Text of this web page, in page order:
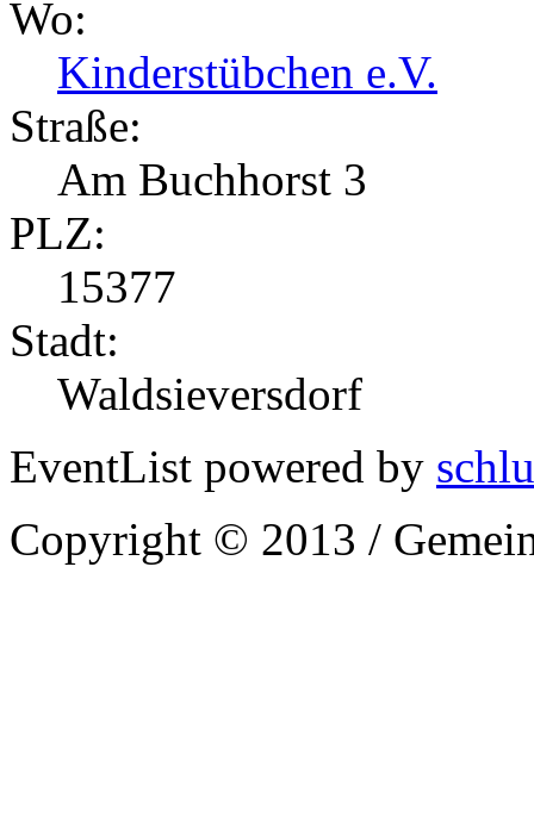
Wo:
Kinderstübchen e.V.
Straße:
Am Buchhorst 3
PLZ:
15377
Stadt:
Waldsieversdorf
EventList powered by
Copyright © 2013 /